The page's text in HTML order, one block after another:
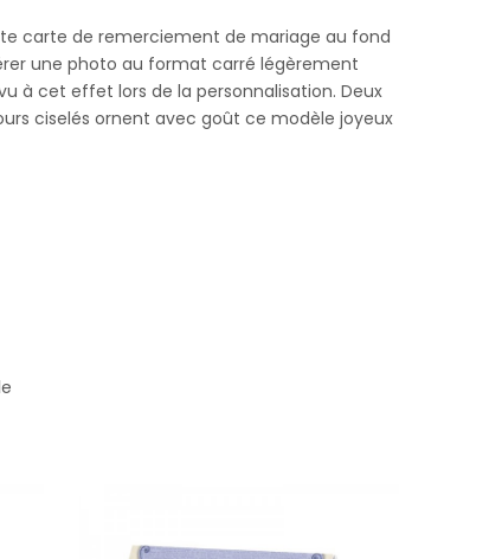
carte de remerciement de mariage au fond
une photo au format carré légèrement
à cet effet lors de la personnalisation. Deux
ciselés ornent avec goût ce modèle joyeux